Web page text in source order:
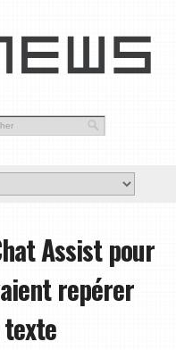
Assist pour
repérer